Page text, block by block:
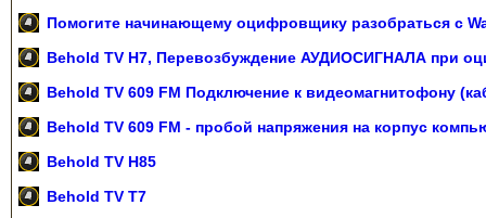
Помогите начинающему оцифровщику разобраться с
Behold TV H7, Перевозбуждение АУДИОСИГНАЛА при
Behold TV 609 FM Подключение к видеомагнитофону
Behold TV 609 FM - пробой напряжения на корпус
Behold TV H85
Behold TV T7